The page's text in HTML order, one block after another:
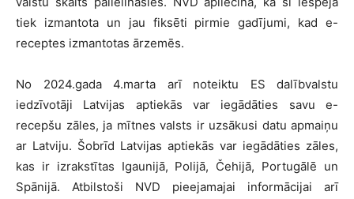
tiek izmantota un jau fiksēti pirmie gadījumi, kad e-
receptes izmantotas ārzemēs.
No 2024.gada 4.marta arī noteiktu ES dalībvalstu
iedzīvotāji Latvijas aptiekās var iegādāties savu e-
recepšu zāles, ja mītnes valsts ir uzsākusi datu apmaiņu
ar Latviju. Šobrīd Latvijas aptiekās var iegādāties zāles,
kas ir izrakstītas Igaunijā, Polijā, Čehijā, Portugālē un
Spānijā. Atbilstoši NVD pieejamajai informācijai arī